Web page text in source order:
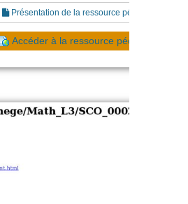
Présentation de la ressource pédagogique
Accéder à la ressource pédagogique